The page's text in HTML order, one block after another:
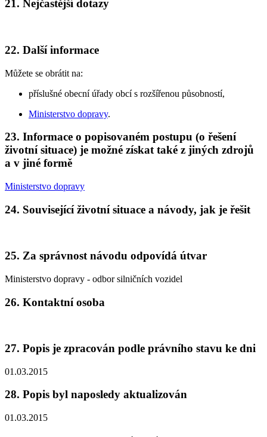
21. Nejčastější dotazy
22. Další informace
Můžete se obrátit na:
příslušné obecní úřady obcí s rozšířenou působností,
Ministerstvo dopravy.
23. Informace o popisovaném postupu (o řešení
životní situace) je možné získat také z jiných zdrojů
a v jiné formě
Ministerstvo dopravy
24. Související životní situace a návody, jak je řešit
25. Za správnost návodu odpovídá útvar
Ministerstvo dopravy - odbor silničních vozidel
26. Kontaktní osoba
27. Popis je zpracován podle právního stavu ke dni
01.03.2015
28. Popis byl naposledy aktualizován
01.03.2015